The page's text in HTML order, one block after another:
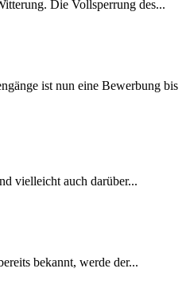
Die Vollsperrung des...
ist nun eine Bewerbung bis
vielleicht auch darüber...
bekannt, werde der...